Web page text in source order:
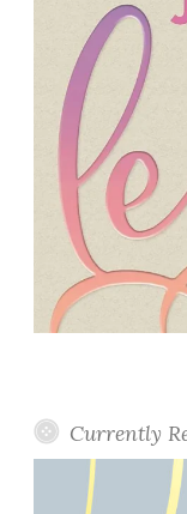
Currently